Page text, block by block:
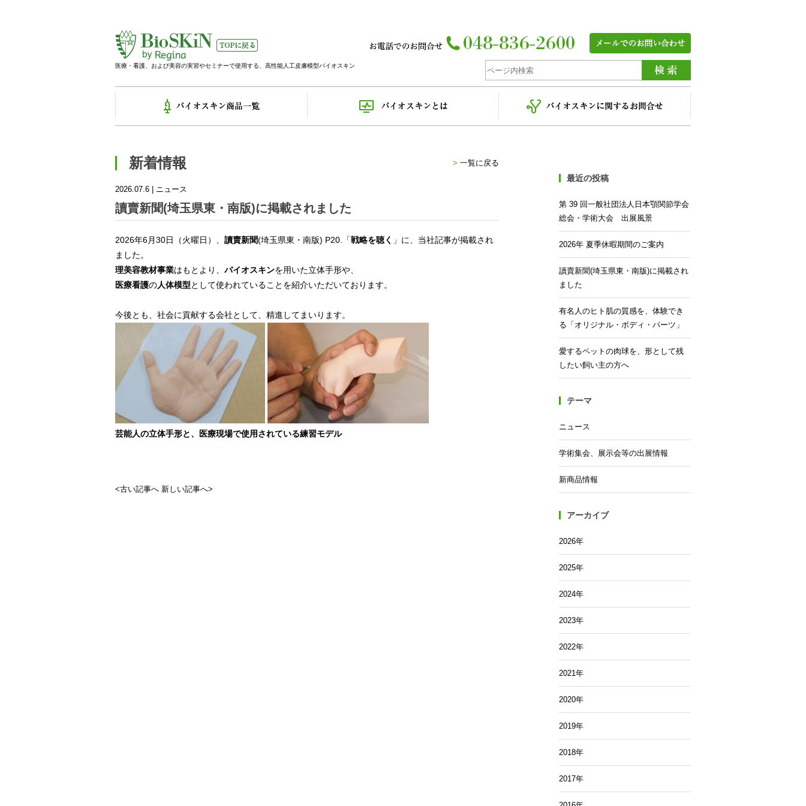
医療・看護、および美容の実習やセミナーで使用する、高性能人工皮膚模型バイオスキン
新着情報 > 一覧に戻る
2026.07.6 | ニュース
讀賣新聞(埼玉県東・南版)に掲載されました
2026年6月30日（火曜日）、 讀賣新聞(埼玉県東・南版) P20.「戦略を聴く 」に、当社記事が掲載され
ました。
理美容教材事業はもとより、 バイオスキンを用いた立体手形や、
医療看護の人体模型として使われていることを紹介いただいております。
今後とも、社会に貢献する会社として、精進してまいります。
芸能人の立体手形と、医療現場で使用されている練習モデル
<古い記事へ 新しい記事へ>
最近の投稿
第 39 回一般社団法人日本顎関節学会
総会・学術大会 出展風景
2026年 夏季休暇期間のご案内
讀賣新聞(埼玉県東・南版)に掲載され
ました
有名人のヒト肌の質感を、体験でき
る「オリジナル・ボディ・パーツ」
愛するペットの肉球を、形として残
したい飼い主の方へ
テーマ
ニュース
学術集会、展示会等の出展情報
新商品情報
アーカイブ
2026年
2025年
2024年
2023年
2022年
2021年
2020年
2019年
2018年
2017年